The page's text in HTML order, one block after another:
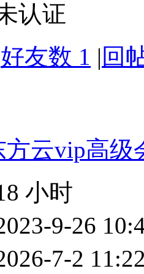
认证
好友数 1 | 回
方云vip高级
小时
9-26
7-2